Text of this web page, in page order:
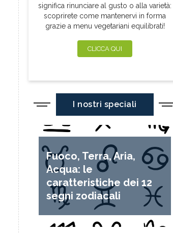
significa rinunciare al gusto o alla varietà:
scoprirete come mantenervi in forma
grazie a menu vegetariani equilibrati!
CLICCA QUI
I nostri speciali
Fuoco, Terra, Aria,
Acqua: le
caratteristiche dei 12
segni zodiacali